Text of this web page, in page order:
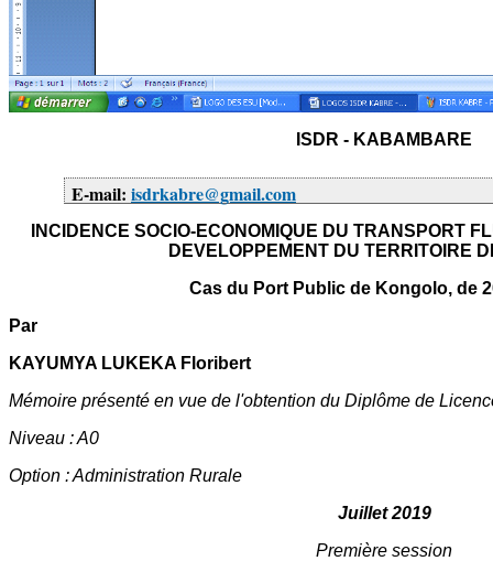
ISDR - KABAMBARE
E-mail: isdrkabre@gmail.com
INCIDENCE SOCIO-ECONOMIQUE DU TRANSPORT
DEVELOPPEMENT DU TERRITOIRE
Cas du Port Public de Kongolo, de
Par
KAYUMYA LUKEKA Floribert
Mémoire présenté en vue de l'obtention du Diplôme de
Niveau : A0
Option : Administration Rurale
Juillet 2019
Première session